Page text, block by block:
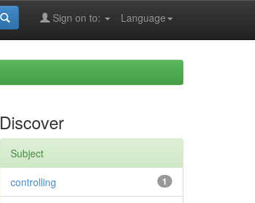
Language
Sign on to:
Discover
Subject
1
controlling